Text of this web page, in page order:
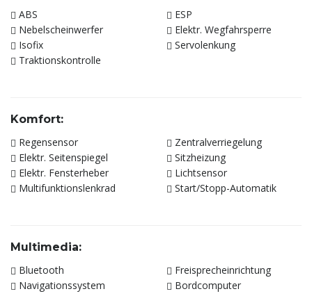
ABS
ESP
Nebelscheinwerfer
Elektr. Wegfahrsperre
Isofix
Servolenkung
Traktionskontrolle
Komfort:
Regensensor
Zentralverriegelung
Elektr. Seitenspiegel
Sitzheizung
Elektr. Fensterheber
Lichtsensor
Multifunktionslenkrad
Start/Stopp-Automatik
Multimedia:
Bluetooth
Freisprecheinrichtung
Navigationssystem
Bordcomputer